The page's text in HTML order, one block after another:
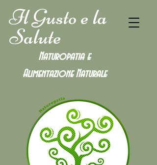
Il Gusto e la
Salute
Naturopatia e
Alimentazione Naturale